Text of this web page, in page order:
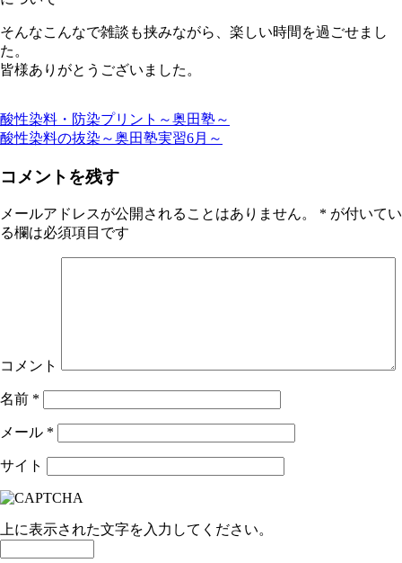
そんなこんなで雑談も挟みながら、楽しい時間を過ごせまし
た。
皆様ありがとうございました。
投
稿
ナ
ビ
ゲ
酸性染料・防染プリント～奥田塾～
酸性染料の抜染～奥田塾実習6月～
コメントを残す
メールアドレスが公開されることはありません。 * が付いてい
る欄は必須項目です
コメント
名前 *
メール *
サイト
上に表示された文字を入力してください。